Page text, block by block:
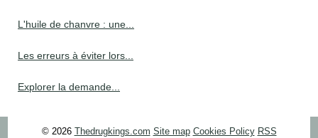
L'huile de chanvre : une...
Les erreurs à éviter lors...
Explorer la demande...
© 2026 Thedrugkings.com Site map Cookies Policy RSS